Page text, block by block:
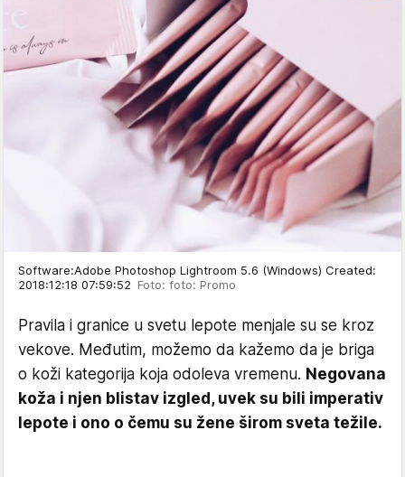
Software:Adobe Photoshop Lightroom 5.6 (Windows) Created:
2018:12:18 07:59:52 Foto: foto: Promo
Pravila i granice u svetu lepote menjale su se kroz
vekove. Međutim, možemo da kažemo da je briga
o koži kategorija koja odoleva vremenu. Negovana
koža i njen blistav izgled, uvek su bili imperativ
lepote i ono o čemu su žene širom sveta težile.